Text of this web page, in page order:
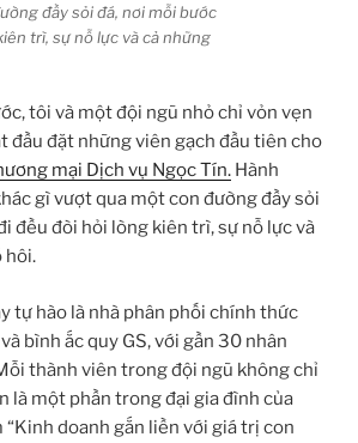
đầy sỏi đá, nơi mỗi bước
trì, sự nỗ lực và cả những
tôi và một đội ngũ nhỏ chỉ vỏn vẹn
đầu đặt những viên gạch đầu tiên cho
mại Dịch vụ Ngọc Tín. Hành
gì vượt qua một con đường đầy sỏi
đều đòi hỏi lòng kiên trì, sự nỗ lực và
hôi.
tự hào là nhà phân phối chính thức
bình ắc quy GS, với gần 30 nhân
thành viên trong đội ngũ không chỉ
là một phần trong đại gia đình của
doanh gắn liền với giá trị con